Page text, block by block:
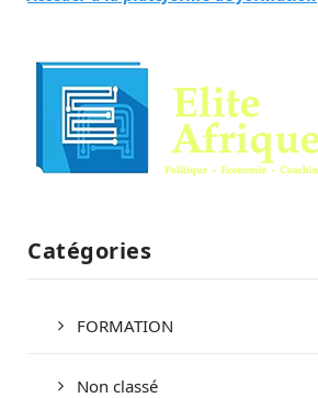
Catégories
FORMATION
Non classé